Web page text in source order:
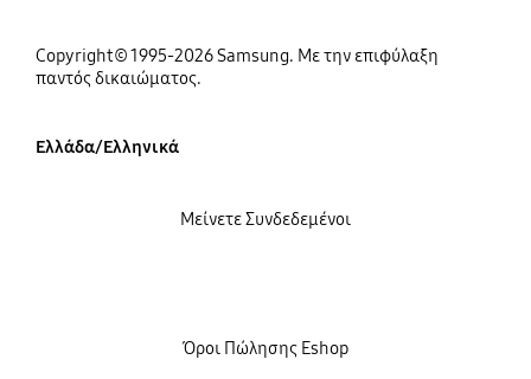
Copyright© 1995-2026 Samsung. Με την επιφύλαξη
παντός δικαιώματος.
Ελλάδα/Ελληνικά
Όροι Πώλησης Eshop
Μείνετε Συνδεδεμένοι